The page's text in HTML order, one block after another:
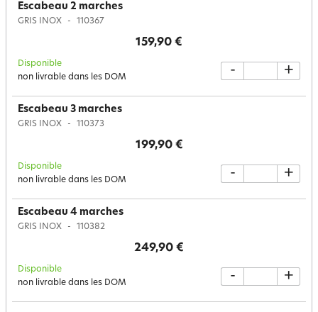
Escabeau 2 marches
GRIS INOX 110367
159,90 €
Disponible
non livrable dans les DOM
- +
Escabeau 3 marches
GRIS INOX 110373
199,90 €
Disponible
non livrable dans les DOM
- +
Escabeau 4 marches
GRIS INOX 110382
249,90 €
Disponible
non livrable dans les DOM
- +